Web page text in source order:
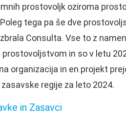
prostovoljk oziroma
tega pa še dve
Consulta. Vse to z
prostovoljstvom in so v letu
organizacija in en projekt
regije za leto 2024.
in Zasavci